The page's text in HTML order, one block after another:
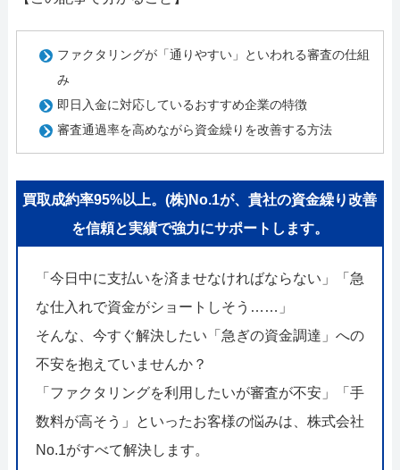
ファクタリングが「通りやすい」といわれる審査の仕組
み
即日入金に対応しているおすすめ企業の特徴
審査通過率を高めながら資金繰りを改善する方法
買取成約率95%以上。(株)No.1が、貴社の資金繰り改善
を信頼と実績で強力にサポートします。
「今日中に支払いを済ませなければならない」「急
な仕入れで資金がショートしそう……」
そんな、今すぐ解決したい「急ぎの資金調達」への
不安を抱えていませんか？
「ファクタリングを利用したいが審査が不安」「手
数料が高そう」といったお客様の悩みは、株式会社
No.1がすべて解決します。